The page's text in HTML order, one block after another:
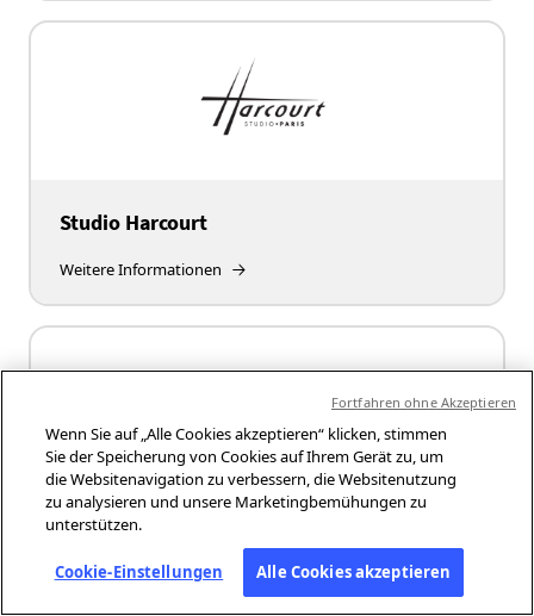
Studio Harcourt
Weitere Informationen
The Times Of India
Weitere Informationen
Wenn Sie auf „Alle Cookies akzeptieren“ klicken, stimmen
Sie der Speicherung von Cookies auf Ihrem Gerät zu, um
die Websitenavigation zu verbessern, die Websitenutzung
zu analysieren und unsere Marketingbemühungen zu
unterstützen.
Cookie-Einstellungen Alle Cookies akzeptieren
Fortfahren ohne Akzeptieren